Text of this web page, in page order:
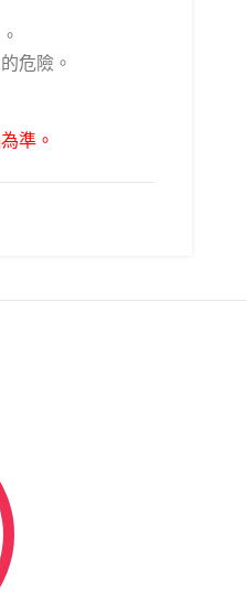
危險。
準。